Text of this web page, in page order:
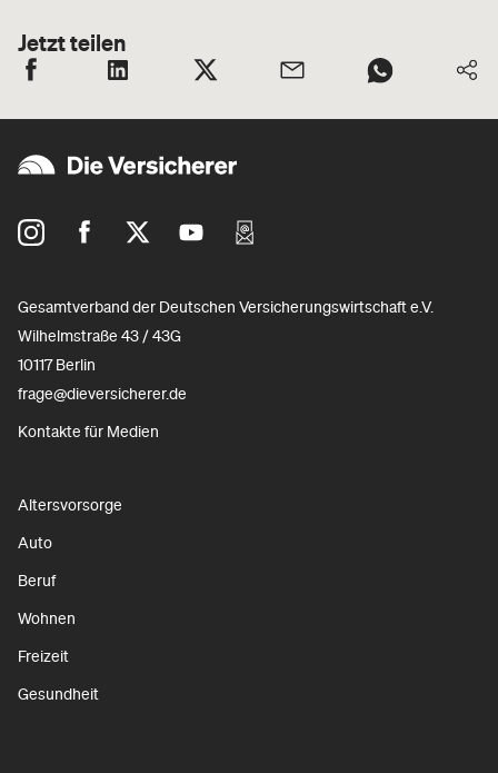
Jetzt teilen
Gesamtverband der Deutschen Versicherungswirtschaft e.V.
Wilhelmstraße 43 / 43G
10117 Berlin
frage@dieversicherer.de
Kontakte für Medien
Altersvorsorge
Auto
Beruf
Wohnen
Freizeit
Gesundheit